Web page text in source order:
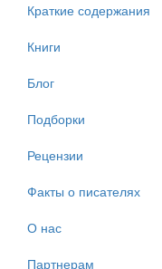
Краткие содержания
Книги
Блог
Подборки
Рецензии
Факты о писателях
О нас
Партнерам